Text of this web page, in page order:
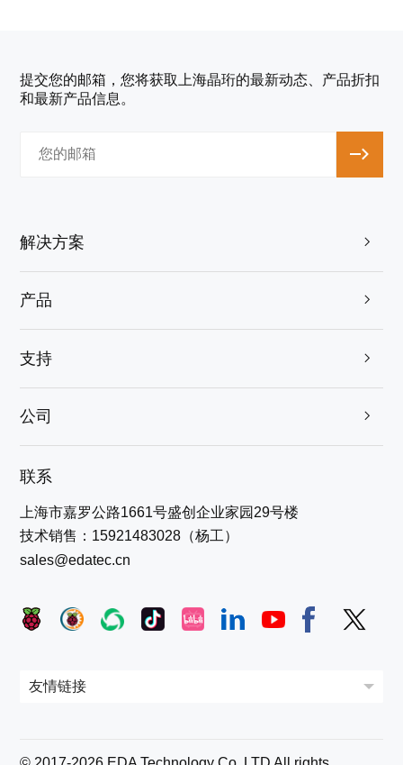
提交您的邮箱，您将获取上海晶珩的最新动态、产品折扣
和最新产品信息。
解决方案 
产品 
支持 
公司 
联系
上海市嘉罗公路1661号盛创企业家园29号楼
技术销售：15921483028（杨工）
sales@edatec.cn